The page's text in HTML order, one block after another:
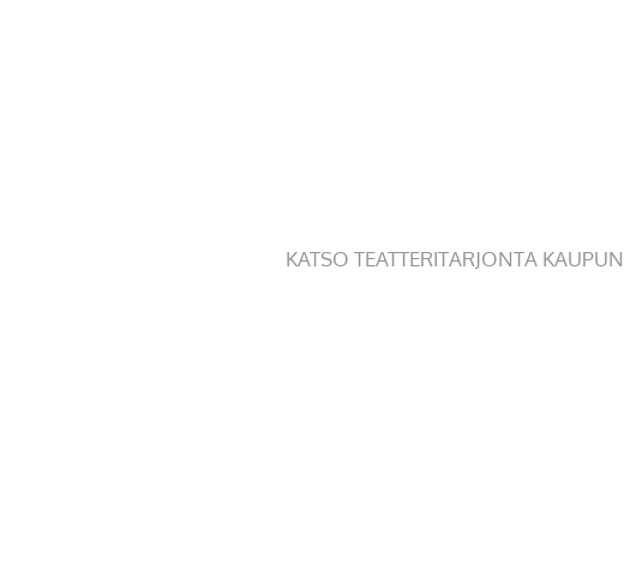
KATSO TEATTERITARJONTA